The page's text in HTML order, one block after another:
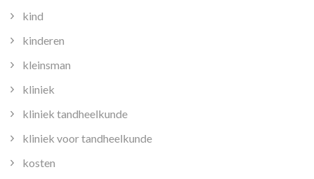
kind
kinderen
kleinsman
kliniek
kliniek tandheelkunde
kliniek voor tandheelkunde
kosten